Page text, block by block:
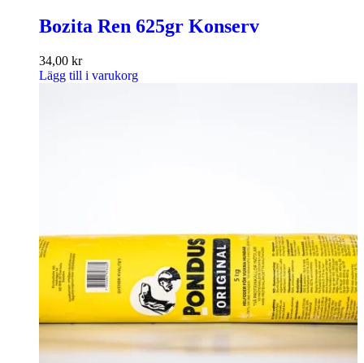
Bozita Ren 625gr Konserv
34,00 kr
Lägg till i varukorg